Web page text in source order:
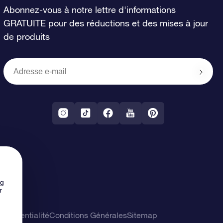
Abonnez-vous à notre lettre d'informations
GRATUITE pour des réductions et des mises à jour
de produits
Conditions GénéralesSitemap